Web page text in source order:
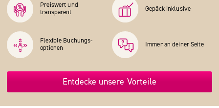
Preiswert und
transparent
Gepäck inklusive
Flexible Buchungs­
optionen
Immer an deiner Seite
Entdecke unsere Vorteile